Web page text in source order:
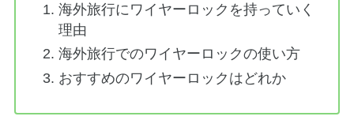
海外旅行にワイヤーロックを持っていく
理由
海外旅行でのワイヤーロックの使い方
おすすめのワイヤーロックはどれか